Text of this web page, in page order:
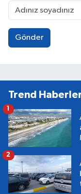
Gönder
Trend
1
2